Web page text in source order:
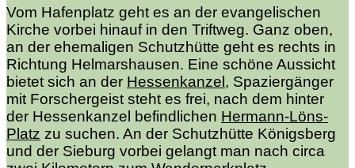
Vom Hafenplatz geht es an der evangelischen
Kirche vorbei hinauf in den Triftweg. Ganz oben,
an der ehemaligen Schutzhütte geht es rechts in
Richtung Helmarshausen. Eine schöne Aussicht
bietet sich an der Hessenkanzel , Spaziergänger
mit Forschergeist steht es frei, nach dem hinter
der Hessenkanzel befindlichen Hermann-Löns-
Platz zu suchen. An der Schutzhütte Königsberg
und der Sieburg vorbei gelangt man nach circa